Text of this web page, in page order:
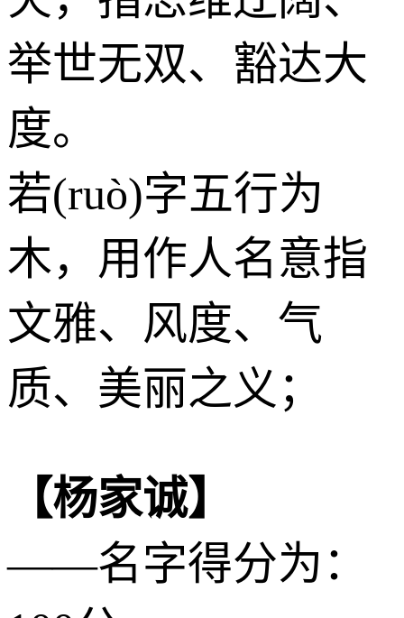
举世无双、豁达大
度。
若(ruò)字五行为
木，用作人名意指
文雅、风度、气
质、美丽之义；
【杨家诚】
——名字得分为：